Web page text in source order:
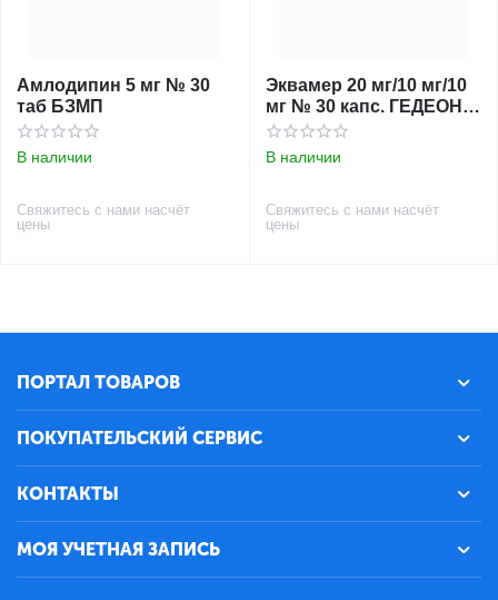
Амлодипин 5 мг № 30
таб БЗМП
В наличии
Свяжитесь с нами насчёт
цены
Эквамер 20 мг/10 мг/10
мг № 30 капс. ГЕДЕОН
РИХТЕР
В наличии
Свяжитесь с нами насчёт
цены
ПОРТАЛ ТОВАРОВ
ПОКУПАТЕЛЬСКИЙ СЕРВИС
КОНТАКТЫ
МОЯ УЧЕТНАЯ ЗАПИСЬ